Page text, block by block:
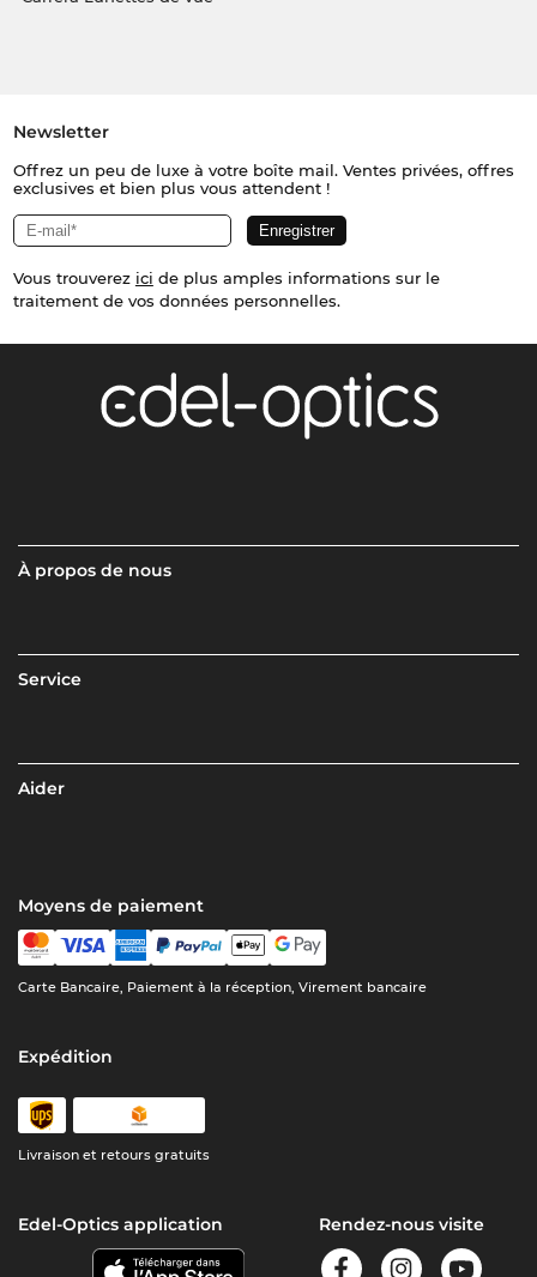
Newsletter
Offrez un peu de luxe à votre boîte mail. Ventes privées, offres
exclusives et bien plus vous attendent !
Vous trouverez ici de plus amples informations sur le
traitement de vos données personnelles.
À propos de nous
Service
Aider
Moyens de paiement
Carte Bancaire, Paiement à la réception, Virement bancaire
Expédition
Livraison et retours gratuits
Edel-Optics application Rendez-nous visite